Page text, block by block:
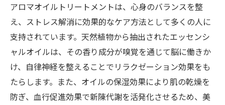
アロマオイルトリートメントは、心身のバランスを整
え、ストレス解消に効果的なケア方法として多くの人に
支持されています。天然植物から抽出されたエッセンシ
ャルオイルは、その香り成分が嗅覚を通じて脳に働きか
け、自律神経を整えることでリラクゼーション効果をも
たらします。また、オイルの保湿効果により肌の乾燥を
防ぎ、血行促進効果で新陳代謝を活発化させるため、美